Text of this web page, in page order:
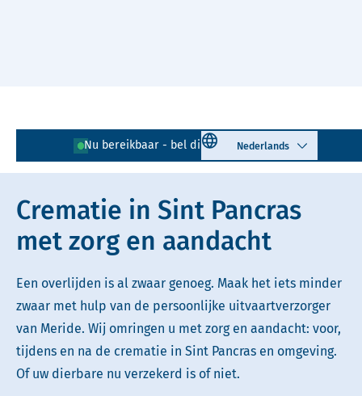
Nu bereikbaar - bel direct! 072 - 202 00 58
Select language
Lees voor Uitleg woorden
Simpele tekst
Crematie in Sint Pancras
met zorg en aandacht
Een overlijden is al zwaar genoeg. Maak het iets minder
zwaar met hulp van de persoonlijke uitvaartverzorger
van Meride. Wij omringen u met zorg en aandacht: voor,
tijdens en na de crematie in Sint Pancras en omgeving.
Of uw dierbare nu verzekerd is of niet.